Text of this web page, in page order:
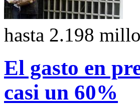
hasta 2.198
El gasto en
casi un 60%